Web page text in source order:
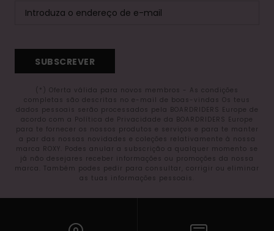
SUBSCREVER
(*) Oferta válida para novos membros - As condições
completas são descritas no e-mail de boas-vindas Os teus
dados pessoais serão processados pela BOARDRIDERS Europe de
acordo com a Política de Privacidade da BOARDRIDERS Europe
para te fornecer os nossos produtos e serviços e para te manter
a par das nossas novidades e coleções relativamente à nossa
marca ROXY. Podes anular a subscrição a qualquer momento se
já não desejares receber informações ou promoções da nossa
marca. Também podes pedir para consultar, corrigir ou eliminar
as tuas informações pessoais.